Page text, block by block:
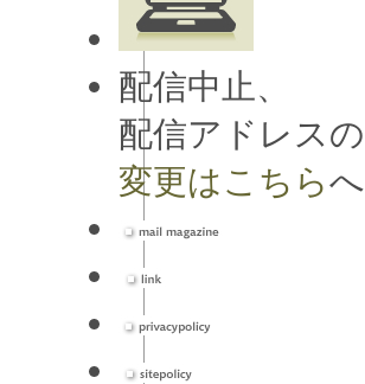
配信中止、
配信アドレスの
変更はこちらへ